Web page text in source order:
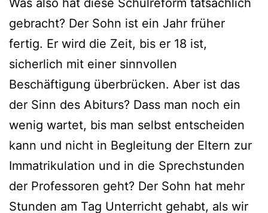
gebracht? Der Sohn ist ein Jahr früher
fertig. Er wird die Zeit, bis er 18 ist,
sicherlich mit einer sinnvollen
Beschäftigung überbrücken. Aber ist das
der Sinn des Abiturs? Dass man noch ein
wenig wartet, bis man selbst entscheiden
kann und nicht in Begleitung der Eltern zur
Immatrikulation und in die Sprechstunden
der Professoren geht? Der Sohn hat mehr
Stunden am Tag Unterricht gehabt, als wir